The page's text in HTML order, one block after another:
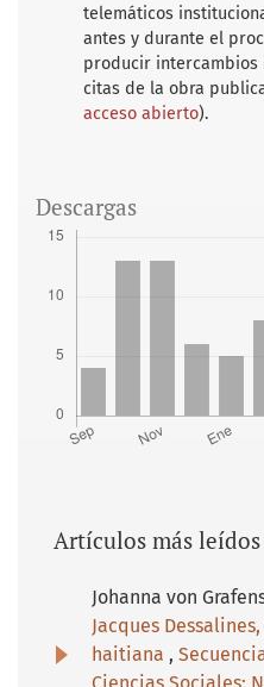
telemáticos
antes y durante el
producir intercambios
citas de la obra
acceso abierto).
Descargas
Artículos más
Johanna von
Jacques
haitiana ,